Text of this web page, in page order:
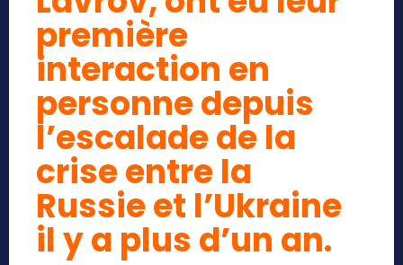
première
interaction en
personne depuis
l’escalade de la
crise entre la
Russie et l’Ukraine
il y a plus d’un an.